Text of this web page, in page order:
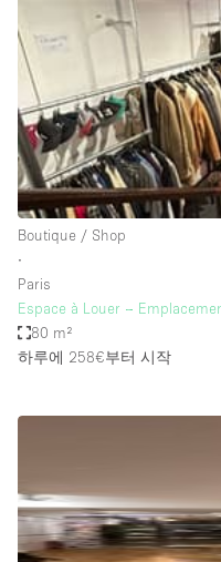
Bathroom
Car Display
Concierge
Counters
Daylight
Electricity
Fitting Rooms
Furniture
Handicap Accessible
Haussmann Style
Boutique / Shop
∙
Paris
Espace à Louer –
80 m²
하루에 258€부터 시작